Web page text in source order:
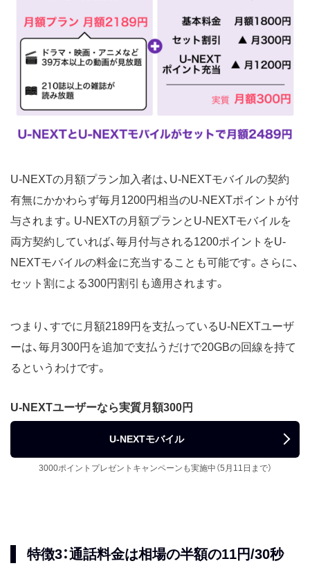
U-NEXTの月額プラン加入者は、U-NEXTモバイルの契約
有無にかかわらず毎月1200円相当のU-NEXTポイントが付
与されます。U-NEXTの月額プランとU-NEXTモバイルを
両方契約していれば、毎月付与される1200ポイントをU-
NEXTモバイルの料金に充当することも可能です。さらに、
セット割による300円割引も適用されます。
つまり、すでに月額2189円を支払っているU-NEXTユーザ
ーは、毎月300円を追加で支払うだけで20GBの回線を持て
るというわけです。
U-NEXTユーザーなら実質月額300円
U-NEXTモバイル
3000ポイントプレゼントキャンペーンも実施中（5月11日まで）
特徴3：通話料金は相場の半額の11円/30秒